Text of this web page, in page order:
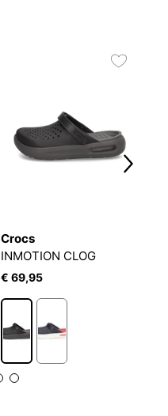
Crocs
INMOTION CLOG
€ 69,95